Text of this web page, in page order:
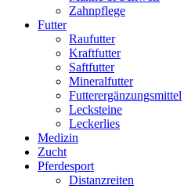
Zahnpflege
Futter
Raufutter
Kraftfutter
Saftfutter
Mineralfutter
Futterergänzungsmittel
Lecksteine
Leckerlies
Medizin
Zucht
Pferdesport
Distanzreiten